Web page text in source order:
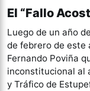
El “Fallo
Luego de un año
de febrero de este
Fernando Poviña
inconstitucional al
y Tráfico de